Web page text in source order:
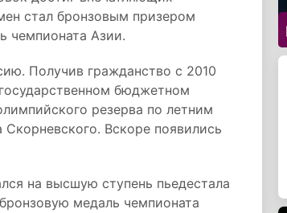
стал бронзовым призером
чемпионата Азии.
Получив гражданство с 2010
бюджетном
резерва по летним
Вскоре появились
на высшую ступень пьедестала
медаль чемпионата